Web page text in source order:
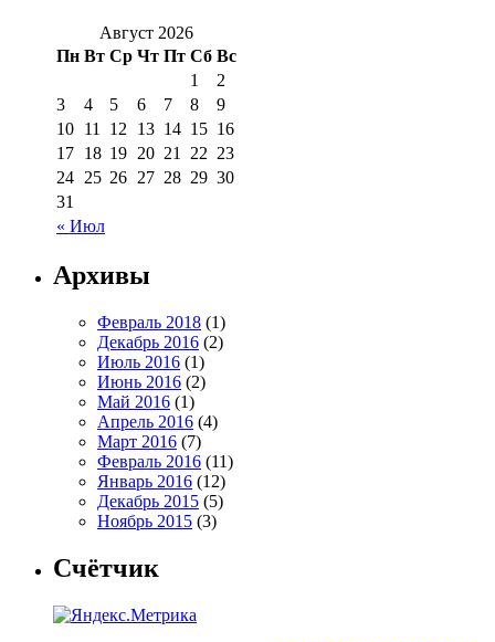
Август 2026
Пн Вт Ср Чт Пт Сб Вс
« Июл
1
2
3
4 5 6 7 8
9
10 11 12 13 14 15 16
17 18 19 20 21 22 23
24 25 26 27 28 29 30
31
Архивы
Февраль 2018 (1)
Декабрь 2016 (2)
Июль 2016 (1)
Июнь 2016 (2)
Май 2016 (1)
Апрель 2016 (4)
Март 2016 (7)
Февраль 2016 (11)
Январь 2016 (12)
Декабрь 2015 (5)
Ноябрь 2015 (3)
Счётчик